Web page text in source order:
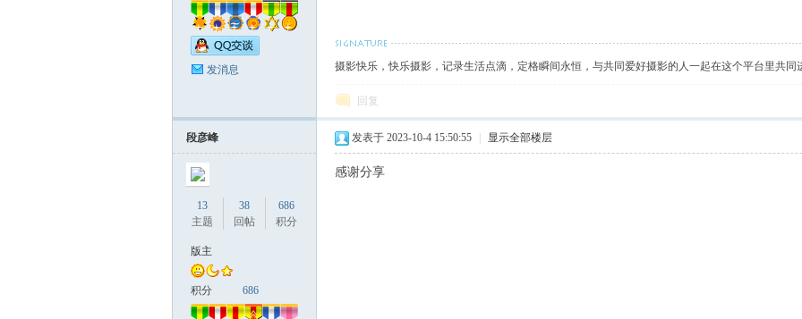
发消息 摄影快乐，快乐摄影，记录生活点滴，定格瞬间永恒，与共同爱好摄影的人一起在这个平台里共同
回复
段彦峰
13
主题
38
回帖
686
积分
版主
积分 686
发表于 2023-10-4 15:50:55 显示全部楼层
感谢分享